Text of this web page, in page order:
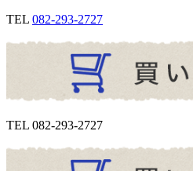
TEL 082-293-2727
TEL 082-293-2727